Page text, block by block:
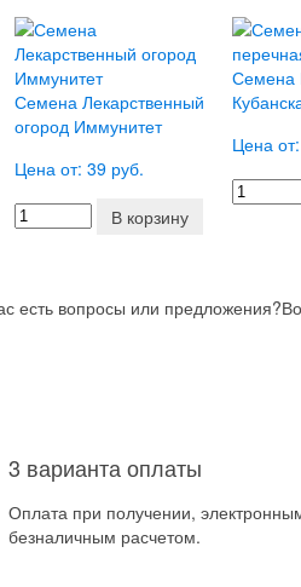
Семена Лекарственный
огород Иммунитет
Цена от: 39 руб.
В корзину
Семена
Цена
есть вопросы или предложения?
3 варианта оплаты
Оплата при получении,
безналичным расчетом.